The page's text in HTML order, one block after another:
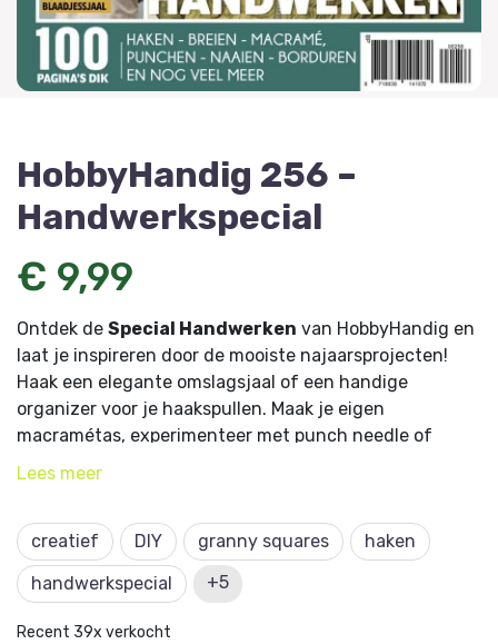
HobbyHandig 256 –
Handwerkspecial
€ 9,99
Ontdek de Special Handwerken van HobbyHandig en
laat je inspireren door de mooiste najaarsprojecten!
Haak een elegante omslagsjaal of een handige
organizer voor je haakspullen. Maak je eigen
macramétas, experimenteer met punch needle of
ontwerp sfeervolle kaarten en decoraties. Van warme
zin om creatief aan de slag te gaan!
Lees meer
creatief DIY granny squares
haken
handwerkspecial
+5
Recent 39x verkocht